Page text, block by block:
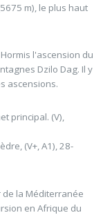
m), le plus haut
l'ascension du
Dzilo Dag. Il y
ascensions.
principal. (V),
(V+, A1), 28-
la Méditerranée
en Afrique du